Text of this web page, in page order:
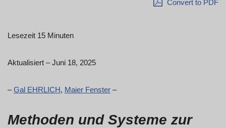
Convert to PDF
Lesezeit 15 Minuten
Aktualisiert – Juni 18, 2025
–Gal EHRLICH, Maier Fenster –
Methoden und Systeme zur